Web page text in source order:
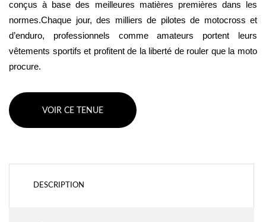
conçus à base des meilleures matières premières dans les
normes.Chaque jour, des milliers de pilotes de motocross et
d’enduro, professionnels comme amateurs portent leurs
vêtements sportifs et profitent de la liberté de rouler que la moto
procure.
VOIR CE TENUE
DESCRIPTION